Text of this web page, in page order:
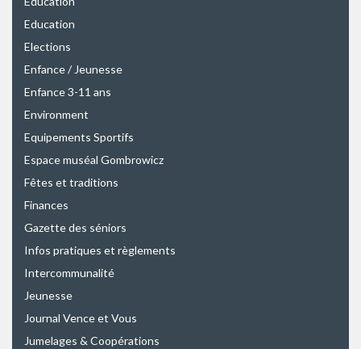
Education
Elections
Enfance / Jeunesse
Enfance 3-11 ans
Environment
Equipements Sportifs
Espace muséal Gombrowicz
Fêtes et traditions
Finances
Gazette des séniors
Infos pratiques et règlements
Intercommunalité
Jeunesse
Journal Vence et Vous
Jumelages & Coopérations